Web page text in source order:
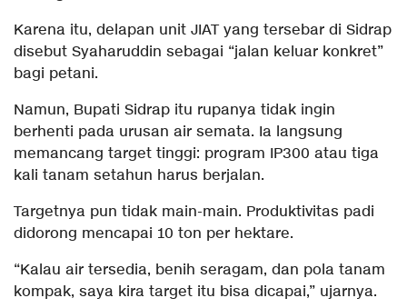
Karena itu, delapan unit JIAT yang tersebar di Sidrap
disebut Syaharuddin sebagai “jalan keluar konkret”
bagi petani.
Namun, Bupati Sidrap itu rupanya tidak ingin
berhenti pada urusan air semata. Ia langsung
memancang target tinggi: program IP300 atau tiga
kali tanam setahun harus berjalan.
Targetnya pun tidak main-main. Produktivitas padi
didorong mencapai 10 ton per hektare.
“Kalau air tersedia, benih seragam, dan pola tanam
kompak, saya kira target itu bisa dicapai,” ujarnya.